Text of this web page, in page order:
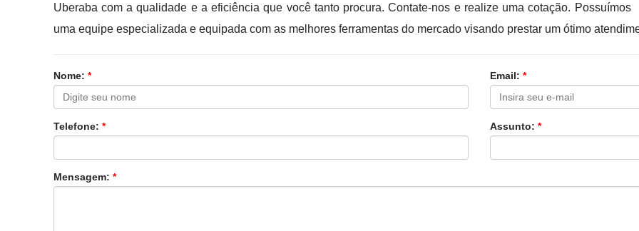
Uberaba com a qualidade e a eficiência que você tanto procura. Contate-nos e realize uma cotação. Possuímos
uma equipe especializada e equipada com as melhores ferramentas do mercado visando prestar um ótimo
Nome: * Email: *
Telefone: * Assunto: *
Mensagem: *